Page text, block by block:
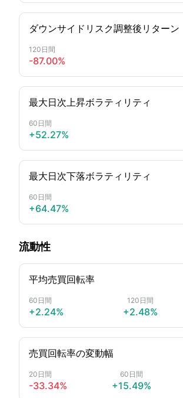
ダウンサイドリスク調整後リターン
120日間
-87.00%
最大日次上昇ボラティリティ
60日間
+52.27%
最大日次下落ボラティリティ
60日間
+64.47%
流動性
平均売買回転率
60日間
+2.24%
120日間
+2.48%
売買回転率の変動幅
20日間
-33.34%
60日間
+15.49%